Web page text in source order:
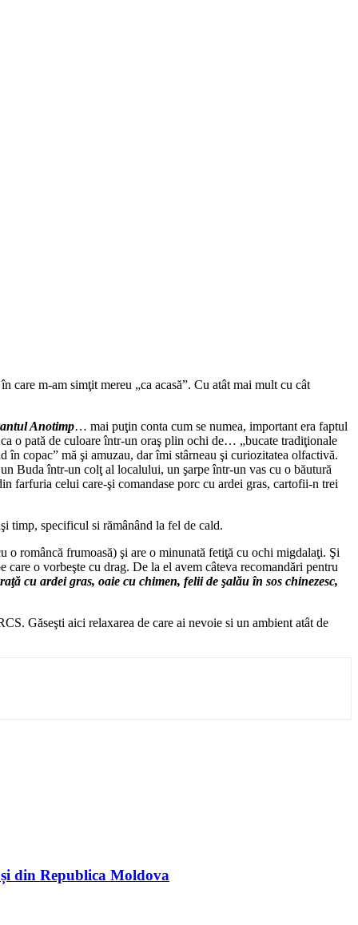
care m-am simţit mereu „ca acasă”. Cu atât mai mult cu cât
Anotimp… mai puţin conta cum se numea, important era faptul
o pată de culoare într-un oraş plin ochi de… „bucate tradiţionale
în copac” mă şi amuzau, dar îmi stârneau şi curiozitatea olfactivă.
Buda într-un colţ al localului, un şarpe într-un vas cu o băutură
farfuria celui care-şi comandase porc cu ardei gras, cartofii-n trei
timp, specificul si rămânând la fel de cald.
o româncă frumoasă) şi are o minunată fetiţă cu ochi migdalaţi. Şi
care o vorbeşte cu drag. De la el avem câteva recomandări pentru
cu ardei gras, oaie cu chimen, felii de şalău în sos chinezesc,
Găseşti aici relaxarea de care ai nevoie si un ambient atât de
din Republica Moldova